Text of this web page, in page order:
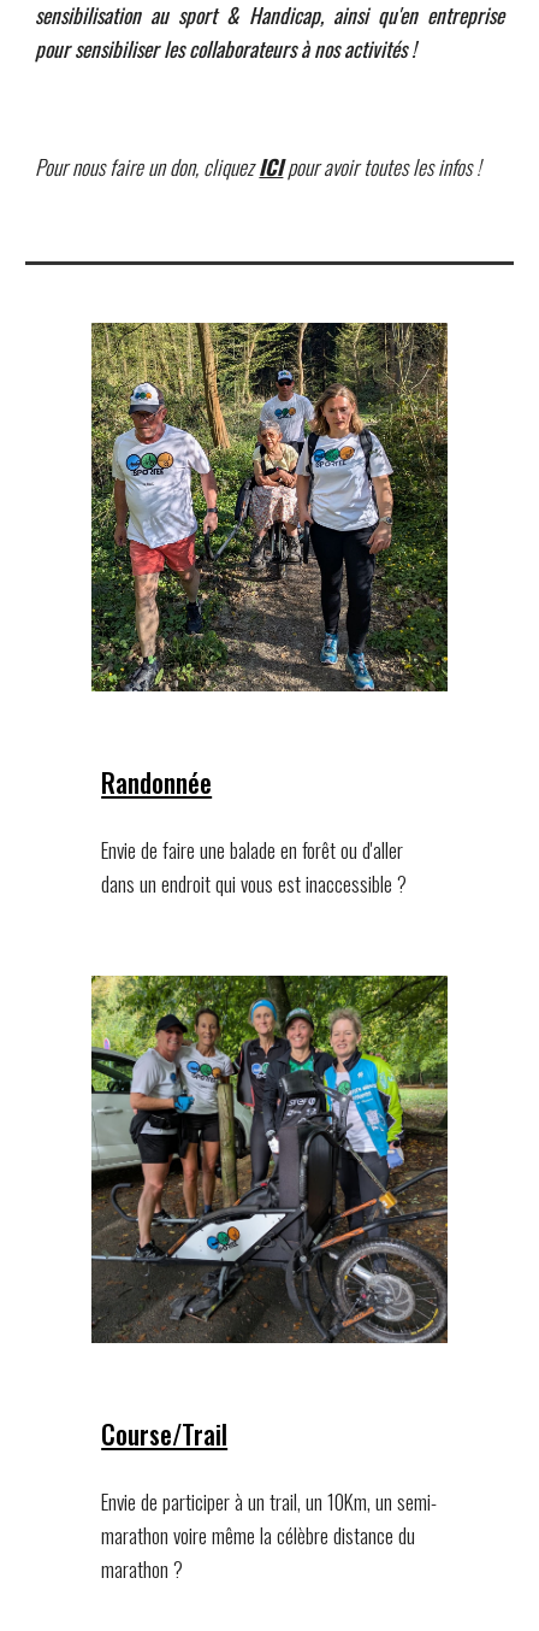
sensibilisation au sport & Handicap, ainsi qu'en entreprise
pour sensibiliser les collaborateurs à nos activités !
Pour nous faire un don, cliquezICIpour avoir toutes les infos!
Randonnée
Envie de faire une balade en forêt ou d'aller
dans un endroit qui vous est inaccessible ?
Course/Trail
Envie de participer à un trail, un 10Km, un semi-
marathon voire même la célèbre distance du
marathon ?